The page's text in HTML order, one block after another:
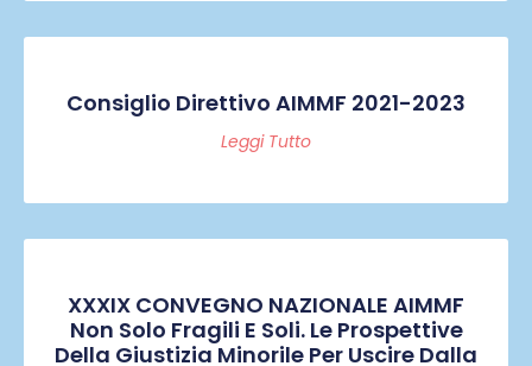
Consiglio Direttivo AIMMF 2021-2023
Leggi Tutto
XXXIX CONVEGNO NAZIONALE AIMMF
Non Solo Fragili E Soli. Le Prospettive
Della Giustizia Minorile Per Uscire Dalla